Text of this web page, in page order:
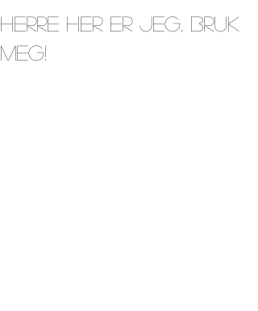
Herre her er jeg, bruk
meg!